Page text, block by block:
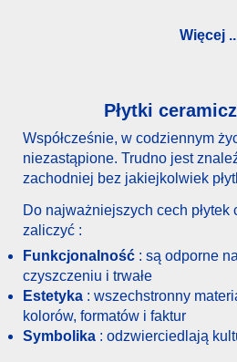
Więcej
Płytki
Współcześnie, w codziennym
niezastąpione. Trudno jest
zachodniej bez jakiejkolwiek
Do najważniejszych cech płytek
zaliczyć :
Funkcjonalność : są odporne
czyszczeniu i trwałe
Estetyka : wszechstronny
kolorów, formatów i faktur
Symbolika : odzwierciedlają